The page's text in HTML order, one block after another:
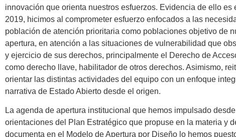
innovación que orienta nuestros esfuerzos. Evidencia de ello es
2019, hicimos al comprometer esfuerzo enfocados a las
población de atención prioritaria como poblaciones objetivo de
apertura, en atención a las situaciones de vulnerabilidad que
y ejercicio de sus derechos, principalmente el Derecho de
como derecho llave, habilitador de otros derechos. Asimismo,
orientar las distintas actividades del equipo con un enfoque
narrativa de Estado Abierto desde el origen.
La agenda de apertura institucional que hemos impulsado
orientaciones del Plan Estratégico que propuse en la materia y
documenta en el Modelo de Apertura por Diseño lo hemos